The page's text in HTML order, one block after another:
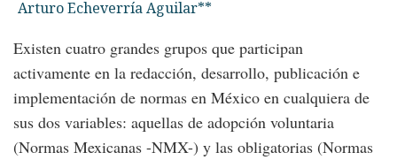
Arturo Echeverría Aguilar**
Existen cuatro grandes grupos que participan
activamente en la redacción, desarrollo, publicación e
implementación de normas en México en cualquiera de
sus dos variables: aquellas de adopción voluntaria
(Normas Mexicanas -NMX-) y las obligatorias (Normas